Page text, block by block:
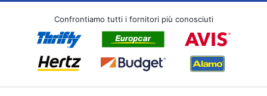
Confrontiamo tutti i fornitori più conosciuti